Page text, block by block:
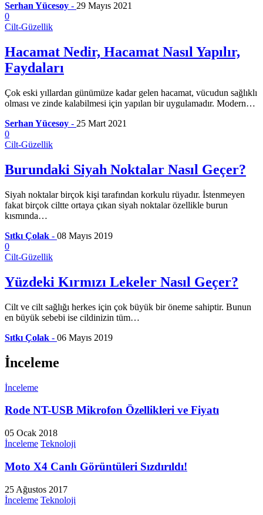
Serhan Yücesoy - 29 Mayıs 2021
0
Cilt-Güzellik
Hacamat Nedir, Hacamat Nasıl Yapılır,
Faydaları
Çok eski yıllardan günümüze kadar gelen hacamat, vücudun sağlıklı
olması ve zinde kalabilmesi için yapılan bir uygulamadır. Modern…
Serhan Yücesoy - 25 Mart 2021
0
Cilt-Güzellik
Burundaki Siyah Noktalar Nasıl Geçer?
Siyah noktalar birçok kişi tarafından korkulu rüyadır. İstenmeyen
fakat birçok ciltte ortaya çıkan siyah noktalar özellikle burun
kısmında…
Sıtkı Çolak - 08 Mayıs 2019
0
Cilt-Güzellik
Yüzdeki Kırmızı Lekeler Nasıl Geçer?
Cilt ve cilt sağlığı herkes için çok büyük bir öneme sahiptir. Bunun
en büyük sebebi ise cildinizin tüm…
Sıtkı Çolak - 06 Mayıs 2019
İnceleme
İnceleme
Rode NT-USB Mikrofon Özellikleri ve Fiyatı
05 Ocak 2018
İnceleme Teknoloji
Moto X4 Canlı Görüntüleri Sızdırıldı!
25 Ağustos 2017
İnceleme Teknoloji